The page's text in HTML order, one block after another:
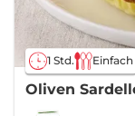
1 Std. Einfach
Oliven